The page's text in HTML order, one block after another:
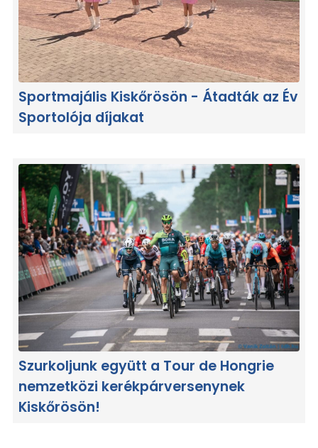
Sportmajális Kiskőrösön - Átadták az Év
Sportolója díjakat
Szurkoljunk együtt a Tour de Hongrie
nemzetközi kerékpárversenynek
Kiskőrösön!